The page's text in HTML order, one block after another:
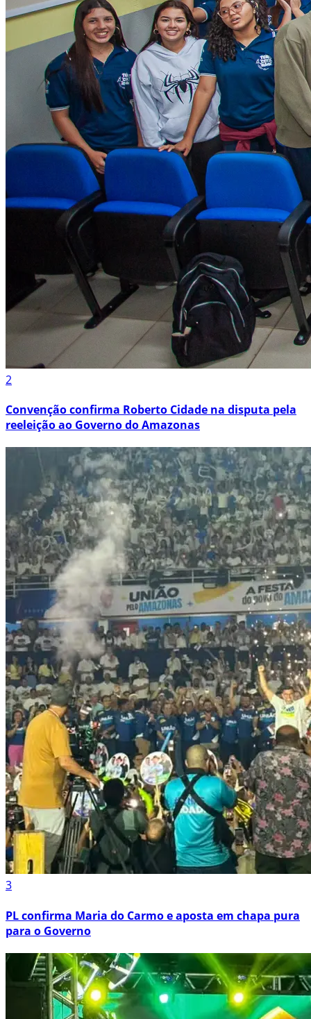
2
Convenção confirma Roberto Cidade na disputa pela
reeleição ao Governo do Amazonas
3
PL confirma Maria do Carmo e aposta em chapa pura
para o Governo